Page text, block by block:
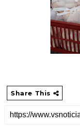
Share This